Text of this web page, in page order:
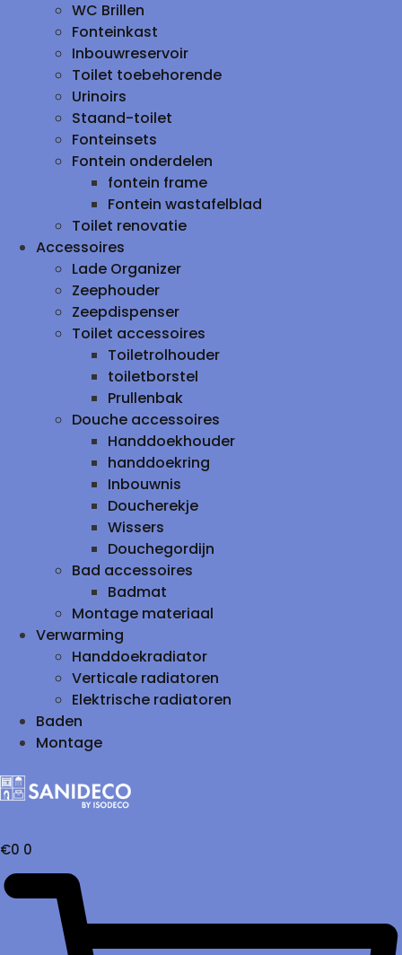
WC Brillen
Fonteinkast
Inbouwreservoir
Toilet toebehorende
Urinoirs
Staand-toilet
Fonteinsets
Fontein onderdelen
fontein frame
Fontein wastafelblad
Toilet renovatie
Accessoires
Lade Organizer
Zeephouder
Zeepdispenser
Toilet accessoires
Toiletrolhouder
toiletborstel
Prullenbak
Douche accessoires
Handdoekhouder
handdoekring
Inbouwnis
Doucherekje
Wissers
Douchegordijn
Bad accessoires
Badmat
Montage materiaal
Verwarming
Handdoekradiator
Verticale radiatoren
Elektrische radiatoren
Baden
Montage
€0 0